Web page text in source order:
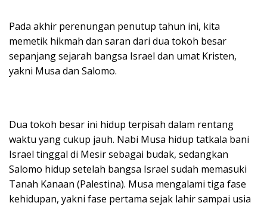
Pada akhir perenungan penutup tahun ini, kita
memetik hikmah dan saran dari dua tokoh besar
sepanjang sejarah bangsa Israel dan umat Kristen,
yakni Musa dan Salomo.
Dua tokoh besar ini hidup terpisah dalam rentang
waktu yang cukup jauh. Nabi Musa hidup tatkala bani
Israel tinggal di Mesir sebagai budak, sedangkan
Salomo hidup setelah bangsa Israel sudah memasuki
Tanah Kanaan (Palestina). Musa mengalami tiga fase
kehidupan, yakni fase pertama sejak lahir sampai usia